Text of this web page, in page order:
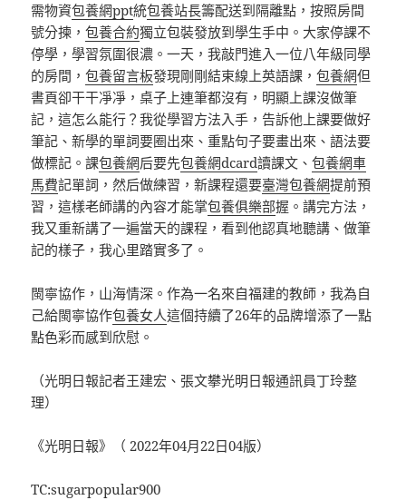
需物資包養網ppt統包養站長籌配送到隔離點，按照房間
號分揀，包養合約獨立包裝發放到學生手中。大家停課不
停學，學習氛圍很濃。一天，我敲門進入一位八年級同學
的房間，包養留言板發現剛剛結束線上英語課，包養網但
書頁卻干干凈凈，桌子上連筆都沒有，明顯上課沒做筆
記，這怎么能行？我從學習方法入手，告訴他上課要做好
筆記、新學的單詞要圈出來、重點句子要畫出來、語法要
做標記。課包養網后要先包養網dcard讀課文、包養網車
馬費記單詞，然后做練習，新課程還要臺灣包養網提前預
習，這樣老師講的內容才能掌包養俱樂部握。講完方法，
我又重新講了一遍當天的課程，看到他認真地聽講、做筆
記的樣子，我心里踏實多了。
閩寧協作，山海情深。作為一名來自福建的教師，我為自
己給閩寧協作包養女人這個持續了26年的品牌增添了一點
點色彩而感到欣慰。
（光明日報記者王建宏、張文攀光明日報通訊員丁玲整
理）
《光明日報》（ 2022年04月22日04版）
TC:sugarpopular900